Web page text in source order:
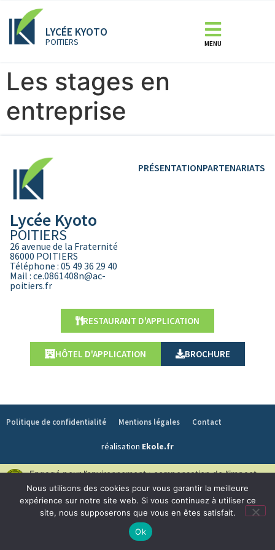
LYCÉE KYOTO
POITIERS MENU
Les stages en
entreprise
Lycée Kyoto
POITIERS
26 avenue de la Fraternité
86000 POITIERS
Téléphone : 05 49 36 29 40
Mail : ce.0861408n@ac-
poitiers.fr
PRÉSENTATIONPARTENARIATS
RESTAURANT D'APPLICATION
HÔTEL D'APPLICATION BROCHURE
Politique de confidentialité Mentions légales Contact
réalisation Ekole.fr
Nous utilisons des cookies pour vous garantir la meilleure
expérience sur notre site web. Si vous continuez à utiliser ce
site, nous supposerons que vous en êtes satisfait.
Ok
Engagé pour l’environnement : compensation de l’impact
carbone de notre site internet
En savoir +